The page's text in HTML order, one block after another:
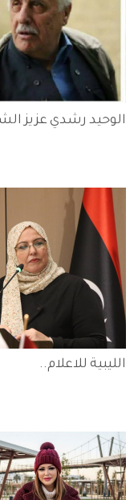
الوحيد رشدي عزيز
الليبية للاعلام..